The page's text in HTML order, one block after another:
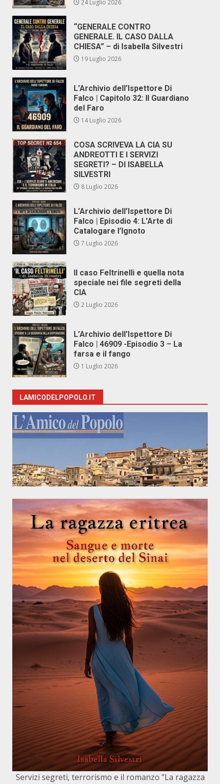
24 Luglio 2026
“GENERALE CONTRO
GENERALE. IL CASO DALLA
CHIESA” – di Isabella Silvestri
19 Luglio 2026
L’Archivio dell’Ispettore Di
Falco | Capitolo 32: Il Guardiano
del Faro
14 Luglio 2026
COSA SCRIVEVA LA CIA SU
ANDREOTTI E I SERVIZI
SEGRETI? – DI ISABELLA
SILVESTRI
8 Luglio 2026
L’Archivio dell’Ispettore Di
Falco | Episodio 4: L’Arte di
Catalogare l’Ignoto
7 Luglio 2026
Il caso Feltrinelli e quella nota
speciale nei file segreti della
CIA
2 Luglio 2026
L’Archivio dell’Ispettore Di
Falco | 46909 -Episodio 3 – La
farsa e il fango
1 Luglio 2026
LAMICODELPOPOLO.IT
Servizi segreti, terrorismo e il romanzo "La ragazza